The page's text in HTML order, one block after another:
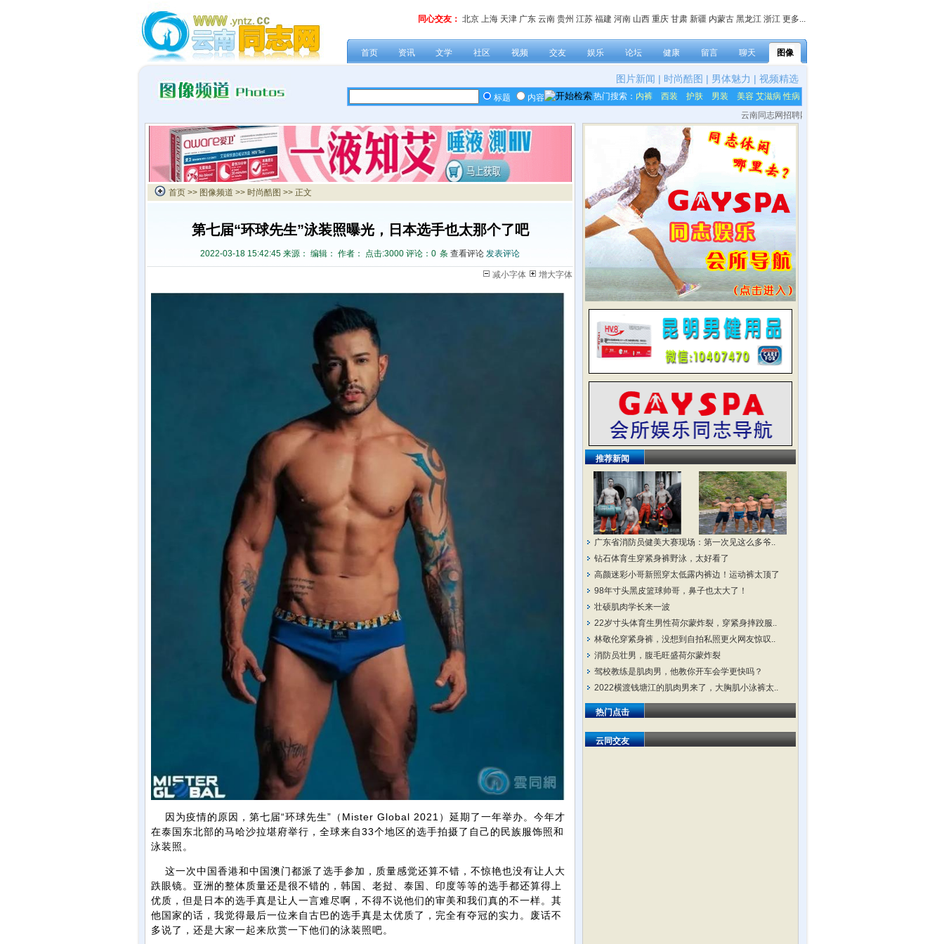
同心交友： 北京 上海 天津 广东 云南 贵州 江苏 福建 河南 山西 重庆 甘肃 新疆 内蒙古 黑龙江 浙江 更多...
首页 资讯 文学 社区 视频 交友 娱乐 论坛 健康 留言 聊天 图像
图片新闻 | 时尚酷图 | 男体魅力 |视频精选
标题 内容 热门搜索： 内裤 西装 护肤 男装 美容 艾滋病 性病
云南同志网招聘网站各栏目内容编辑，网站技术及美工
首页 >> 图像频道 >> 时尚酷图 >> 正文
第七届“环球先生”泳装照曝光，日本选手也太那个了吧
2022-03-18 15:42:45 来源： 编辑： 作者： 点击:3000 评论： 0 条 查看评论 发表评论
减小字体 增大字体
因为疫情的原因，第七届“环球先生”（Mister Global 2021）延期了一年举办。今年才
在泰国东北部的马哈沙拉堪府举行，全球来自33个地区的选手拍摄了自己的民族服饰照和
泳装照。
这一次中国香港和中国澳门都派了选手参加，质量感觉还算不错，不惊艳也没有让人大
跌眼镜。亚洲的整体质量还是很不错的，韩国、老挝、泰国、印度等等的选手都还算得上
优质，但是日本的选手真是让人一言难尽啊，不得不说他们的审美和我们真的不一样。其
他国家的话，我觉得最后一位来自古巴的选手真是太优质了，完全有夺冠的实力。废话不
多说了，还是大家一起来欣赏一下他们的泳装照吧。
推荐新闻
广东省消防员健美大赛现场：第一次见这么多爷..
钻石体育生穿紧身裤野泳，太好看了
高颜迷彩小哥新照穿太低露内裤边！运动裤太顶了
98年寸头黑皮篮球帅哥，鼻子也太大了！
壮硕肌肉学长来一波
22岁寸头体育生男性荷尔蒙炸裂，穿紧身摔跤服..
林敬伦穿紧身裤，没想到自拍私照更火网友惊叹..
消防员壮男，腹毛旺盛荷尔蒙炸裂
驾校教练是肌肉男，他教你开车会学更快吗？
2022横渡钱塘江的肌肉男来了，大胸肌小泳裤太..
热门点击
云同交友